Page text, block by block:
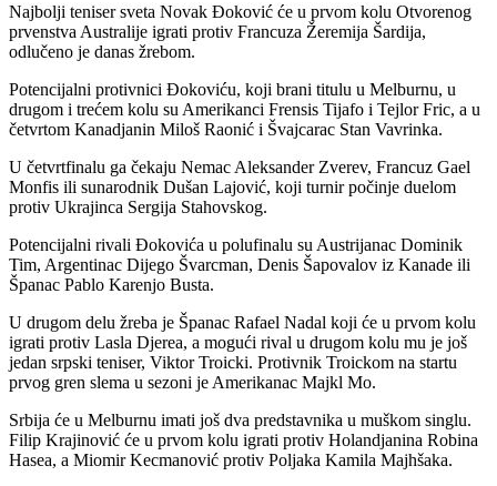
Najbolji teniser sveta Novak Đoković će u prvom kolu Otvorenog
prvenstva Australije igrati protiv Francuza Žeremija Šardija,
odlučeno je danas žrebom.
Potencijalni protivnici Đokoviću, koji brani titulu u Melburnu, u
drugom i trećem kolu su Amerikanci Frensis Tijafo i Tejlor Fric, a u
četvrtom Kanadjanin Miloš Raonić i Švajcarac Stan Vavrinka.
U četvrtfinalu ga čekaju Nemac Aleksander Zverev, Francuz Gael
Monfis ili sunarodnik Dušan Lajović, koji turnir počinje duelom
protiv Ukrajinca Sergija Stahovskog.
Potencijalni rivali Đokovića u polufinalu su Austrijanac Dominik
Tim, Argentinac Dijego Švarcman, Denis Šapovalov iz Kanade ili
Španac Pablo Karenjo Busta.
U drugom delu žreba je Španac Rafael Nadal koji će u prvom kolu
igrati protiv Lasla Djerea, a mogući rival u drugom kolu mu je još
jedan srpski teniser, Viktor Troicki. Protivnik Troickom na startu
prvog gren slema u sezoni je Amerikanac Majkl Mo.
Srbija će u Melburnu imati još dva predstavnika u muškom singlu.
Filip Krajinović će u prvom kolu igrati protiv Holandjanina Robina
Hasea, a Miomir Kecmanović protiv Poljaka Kamila Majhšaka.